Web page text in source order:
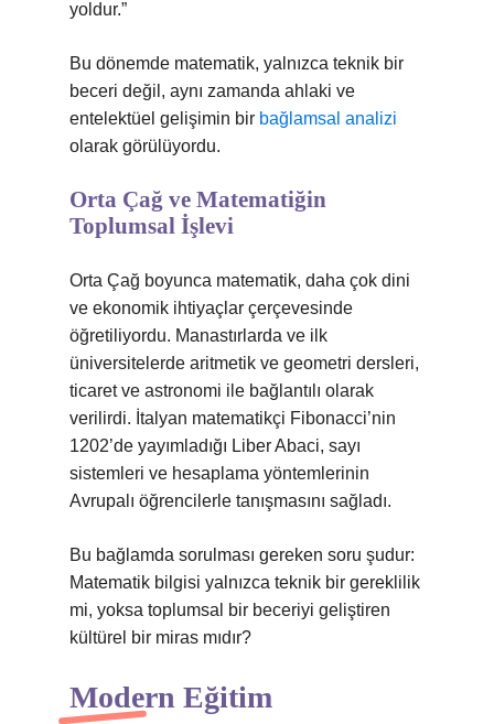
yoldur.”
Bu dönemde matematik, yalnızca teknik bir
beceri değil, aynı zamanda ahlaki ve
entelektüel gelişimin bir bağlamsal analizi
olarak görülüyordu.
Orta Çağ ve Matematiğin
Toplumsal İşlevi
Orta Çağ boyunca matematik, daha çok dini
ve ekonomik ihtiyaçlar çerçevesinde
öğretiliyordu. Manastırlarda ve ilk
üniversitelerde aritmetik ve geometri dersleri,
ticaret ve astronomi ile bağlantılı olarak
verilirdi. İtalyan matematikçi Fibonacci’nin
1202’de yayımladığı Liber Abaci, sayı
sistemleri ve hesaplama yöntemlerinin
Avrupalı öğrencilerle tanışmasını sağladı.
Bu bağlamda sorulması gereken soru şudur:
Matematik bilgisi yalnızca teknik bir gereklilik
mi, yoksa toplumsal bir beceriyi geliştiren
kültürel bir miras mıdır?
Modern Eğitim